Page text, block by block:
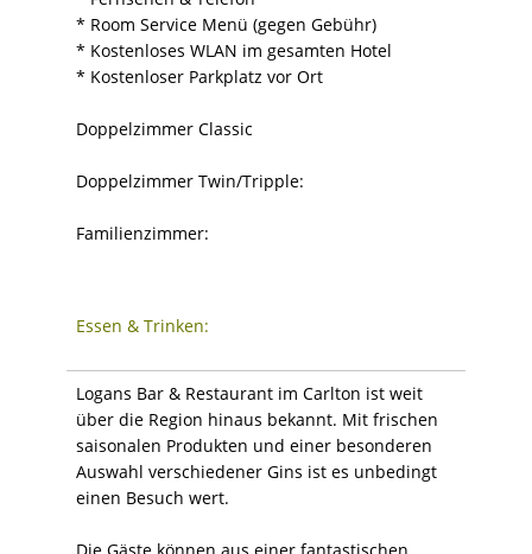
* Room Service Menü (gegen Gebühr)
* Kostenloses WLAN im gesamten Hotel
* Kostenloser Parkplatz vor Ort
Doppelzimmer Classic
Doppelzimmer Twin/Tripple:
Familienzimmer:
Essen & Trinken:
Logans Bar & Restaurant im Carlton ist weit
über die Region hinaus bekannt. Mit frischen
saisonalen Produkten und einer besonderen
Auswahl verschiedener Gins ist es unbedingt
einen Besuch wert.